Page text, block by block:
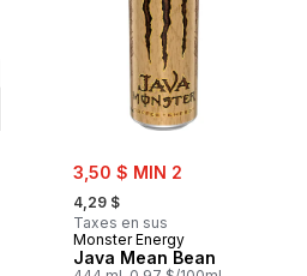
sale:
3,50 $ MIN 2
, formerly:
4,29 $
Taxes en sus
Monster Energy
Java Mean Bean